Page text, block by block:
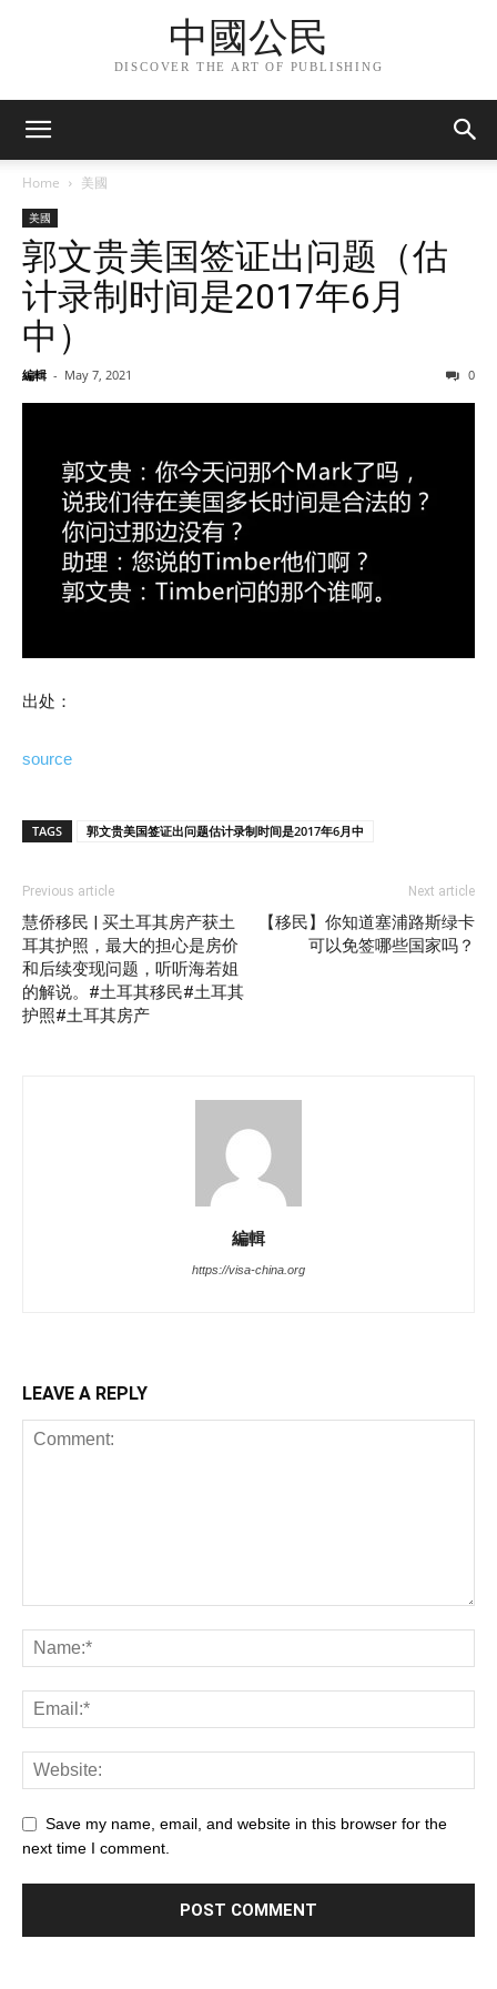
中國公民
DISCOVER THE ART OF PUBLISHING
Home 美國
美國
郭文贵美国签证出问题（估
计录制时间是2017年6月
中）
編輯 - May 7, 2021 0
出处：
source
TAGS 郭文贵美国签证出问题估计录制时间是2017年6月中
Previous article
慧侨移民 | 买土耳其房产获土
耳其护照，最大的担心是房价
和后续变现问题，听听海若姐
的解说。#土耳其移民#土耳其
护照#土耳其房产
Next article
【移民】你知道塞浦路斯绿卡
可以免签哪些国家吗？
編輯
https://visa-china.org
LEAVE A REPLY
Save my name, email, and website in this browser for the
next time I comment.